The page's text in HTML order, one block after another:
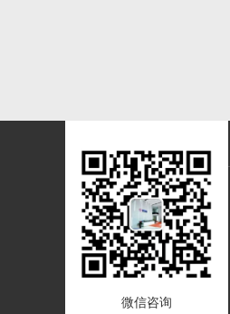
微信咨询